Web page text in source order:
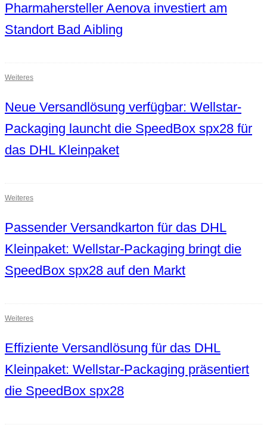
Pharmahersteller Aenova investiert am
Standort Bad Aibling
Weiteres
Neue Versandlösung verfügbar: Wellstar-
Packaging launcht die SpeedBox spx28 für
das DHL Kleinpaket
Weiteres
Passender Versandkarton für das DHL
Kleinpaket: Wellstar-Packaging bringt die
SpeedBox spx28 auf den Markt
Weiteres
Effiziente Versandlösung für das DHL
Kleinpaket: Wellstar-Packaging präsentiert
die SpeedBox spx28